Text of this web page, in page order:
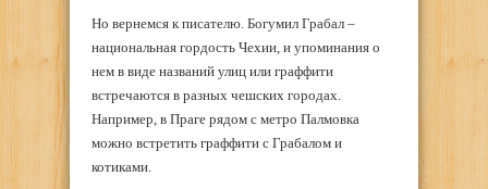
Но вернемся к писателю. Богумил Грабал –
национальная гордость Чехии, и упоминания о
нем в виде названий улиц или граффити
встречаются в разных чешских городах.
Например, в Праге рядом с метро Палмовка
можно встретить граффити с Грабалом и
котиками.